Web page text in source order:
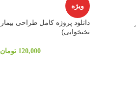
ویژه
تختخوابی)
120,000 تومان